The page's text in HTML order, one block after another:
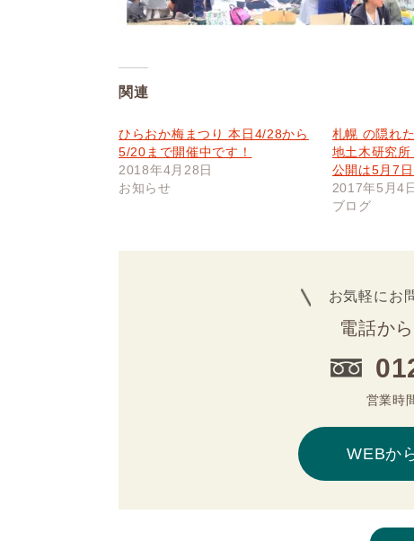
関連
ひらおか梅まつり 本日4/28から
5/20まで開催中です！
2018年4月28日
お知らせ
札幌 の隠れ
地土木研究
公開は5月7日
2017年5月4日
ブログ
お気軽にお
電話か
営業時
WEBか